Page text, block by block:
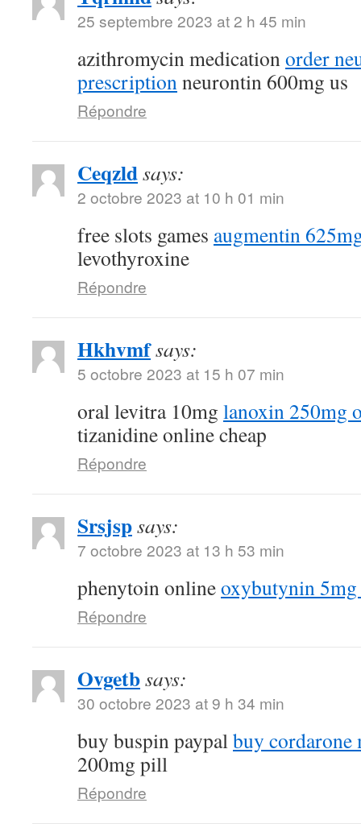
25 septembre 2023 at 2 h 45 min
azithromycin medicationorder
prescriptionneurontin 600mg us
Répondre
Ceqzldsays:
2 octobre 2023 at 10 h 01 min
free slots games augmentin
levothyroxine
Répondre
Hkhvmfsays:
5 octobre 2023 at 15 h 07 min
oral levitra 10mg lanoxin 250mg
tizanidine online cheap
Répondre
Srsjspsays:
7 octobre 2023 at 13 h 53 min
phenytoin onlineoxybutynin
Répondre
Ovgetbsays:
30 octobre 2023 at 9 h 34 min
buy buspin paypalbuy cordarone
200mg pill
Répondre